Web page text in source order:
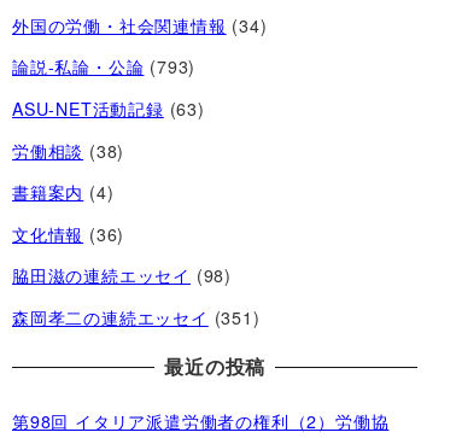
外国の労働・社会関連情報 (34)
論説-私論・公論 (793)
ASU-NET活動記録 (63)
労働相談 (38)
書籍案内 (4)
文化情報 (36)
脇田滋の連続エッセイ (98)
森岡孝二の連続エッセイ (351)
最近の投稿
第98回 イタリア派遣労働者の権利（2）労働協